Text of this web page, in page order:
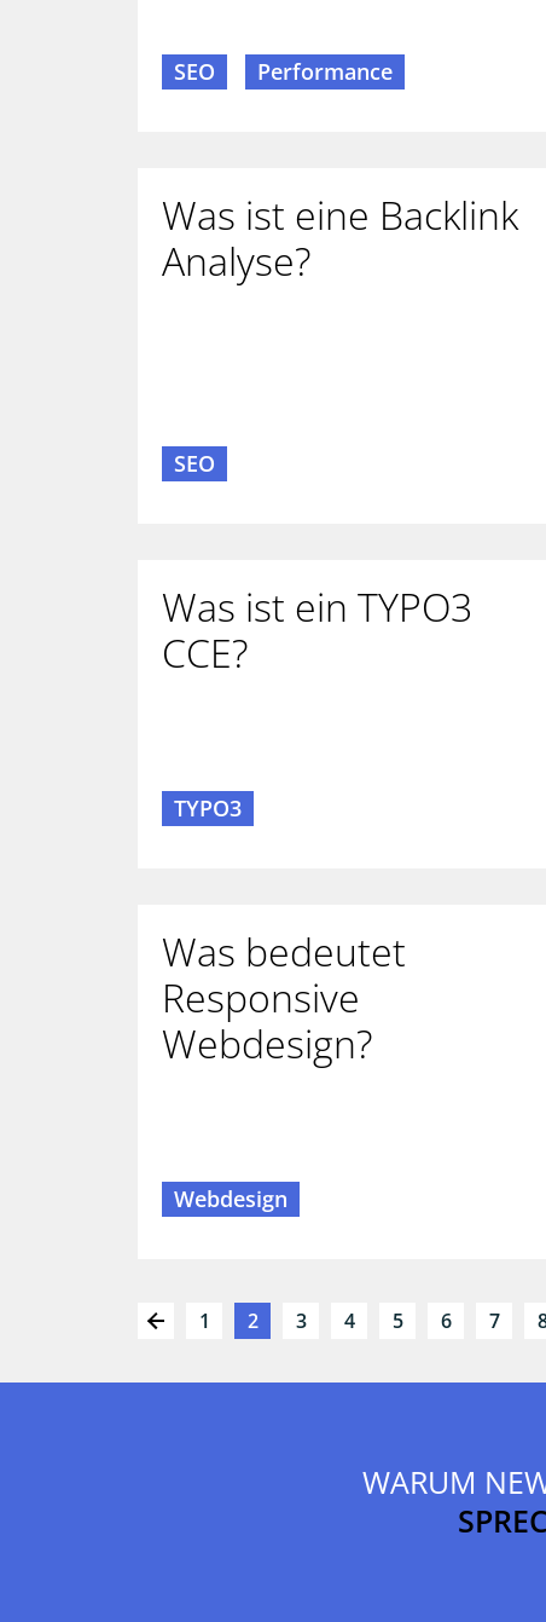
SEO Performance
Was ist eine Backlink
Analyse?
SEO
Was ist ein TYPO3
CCE?
TYPO3
Was bedeutet
Responsive
Webdesign?
Webdesign
1 2 3 4 5 6 7
WARUM